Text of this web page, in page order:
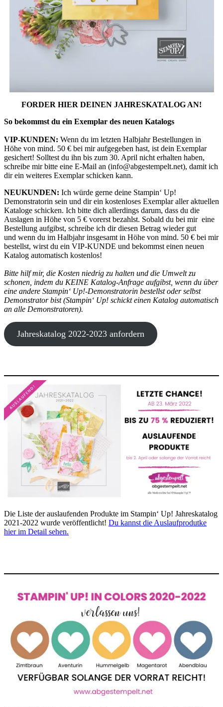
FORDER HIER DEINEN JAHRESKATALOG AN!
So bekommst du ein Exemplar des neuen Katalogs
VIP-KUNDEN: Wenn du im letzten Halbjahr Bestellungen in
Höhe von mind. 50 € bei mir aufgegeben hast, ist dein Exemplar
gesichert! Solltest du ihn bis zum 30. April nicht erhalten haben,
schreibe mir bitte eine E-Mail an (info@abgestempelt.net), damit ich
dir ein weiteres Exemplar schicken kann.
NEUKUNDEN: Ich würde gerne deine Stampin‘ Up!
Demonstratorin sein und dir ein kostenloses Exemplar aller aktuellen
Kataloge schicken. Ich bitte dich allerdings darum, dass du die
Auslagen in Höhe von 5 € vorerst bezahlst. Sobald du bei mir eine
Bestellung aufgibst, schreibe ich dir diesen Betrag wieder gut
und wenn du im Halbjahr insgesamt in Höhe von mind. 50 € bei mir
bestellst, wirst du ein VIP-KUNDE und bekommst einen neuen
Katalog automatisch kostenlos!
Bitte hilf mir, die Kosten niedrig zu halten und die Umwelt zu
schonen, indem du KEINE Katalog-Anfrage aufgibst, wenn du über
eine andere Stampin‘ Up!-Demonstratorin bestellst oder selbst
Demonstrator bist (Stampin‘ Up! schickt einen Katalog automatisch
an alle Demonstratoren).
Jahreskatalog 2022-2023 anfordern
Die Liste der auslaufenden Produkte im Stampin‘ Up! Jahreskatalog
2021-2022 wurde veröffentlicht! Du kannst die Auslaufprodutke
hier im Detail sehen.